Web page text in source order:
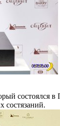
состязаний.